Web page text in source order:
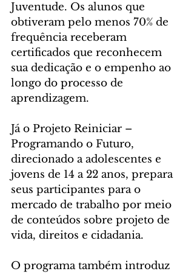
Juventude. Os alunos que
obtiveram pelo menos 70% de
frequência receberam
certificados que reconhecem
sua dedicação e o empenho ao
longo do processo de
aprendizagem.
Já o Projeto Reiniciar –
Programando o Futuro,
direcionado a adolescentes e
jovens de 14 a 22 anos, prepara
seus participantes para o
mercado de trabalho por meio
de conteúdos sobre projeto de
vida, direitos e cidadania.
O programa também introduz